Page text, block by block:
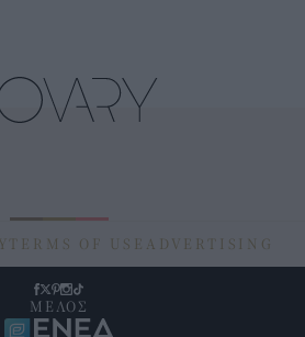
TERMS OF USE ADVERTISING
ΜΕΛΟΣ